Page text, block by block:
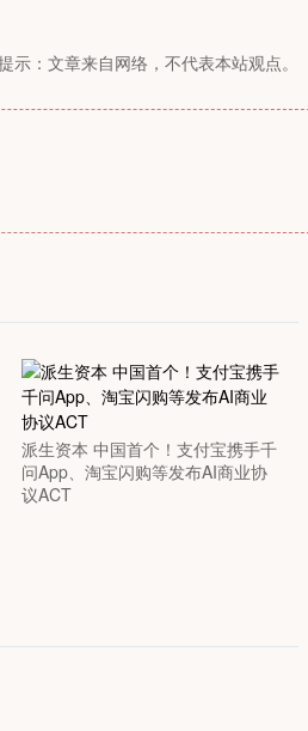
示：文章来自网络，不代表本站观点。
派生资本 中国首个！支付宝携手千
问App、淘宝闪购等发布AI商业协
议ACT